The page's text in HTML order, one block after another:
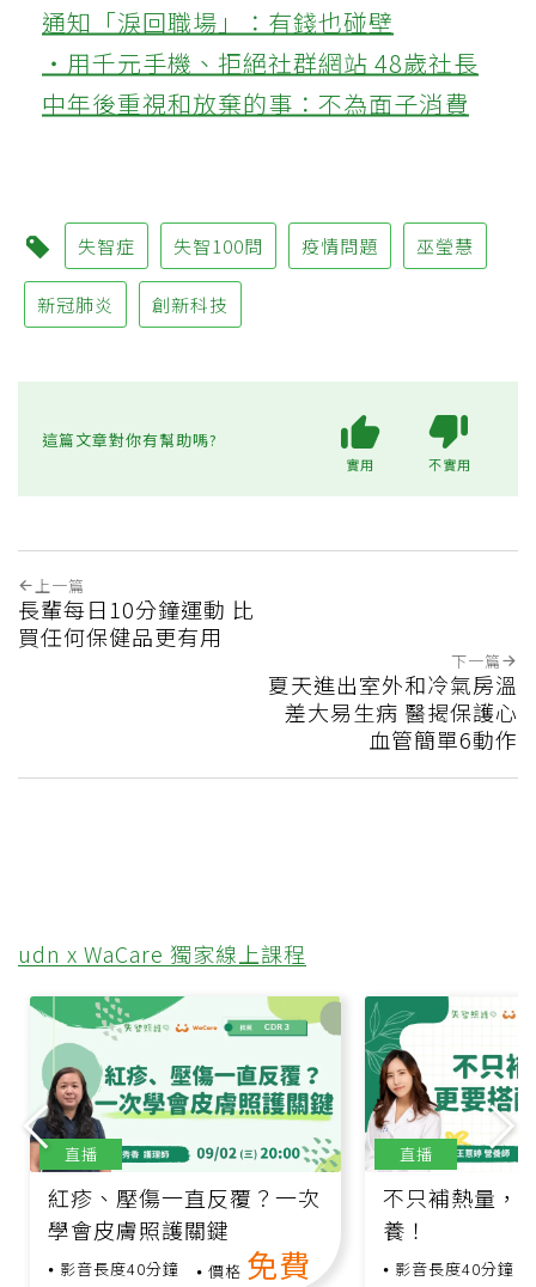
通知「淚回職場」：有錢也碰壁
‧用千元手機、拒絕社群網站 48歲社長
中年後重視和放棄的事：不為面子消費
失智症 失智100問 疫情問題 巫瑩慧
新冠肺炎 創新科技
這篇文章對你有幫助嗎?
實用 不實用
上一篇
長輩每日10分鐘運動 比
買任何保健品更有用
下一篇
夏天進出室外和冷氣房溫
差大易生病 醫揭保護心
血管簡單6動作
udn x WaCare 獨家線上課程
紅疹、壓傷一直反覆？一次
學會皮膚照護關鍵
影音長度40分鐘 價格 免費
直播
不只補熱量，
養！
影音長度40分鐘
直播